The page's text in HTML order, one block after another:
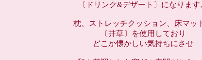
〔ドリンク&デザート〕になります
枕、ストレッチクッション、床マッ
〔井草〕を使用しており
どこか懐かしい気持ちにさせ